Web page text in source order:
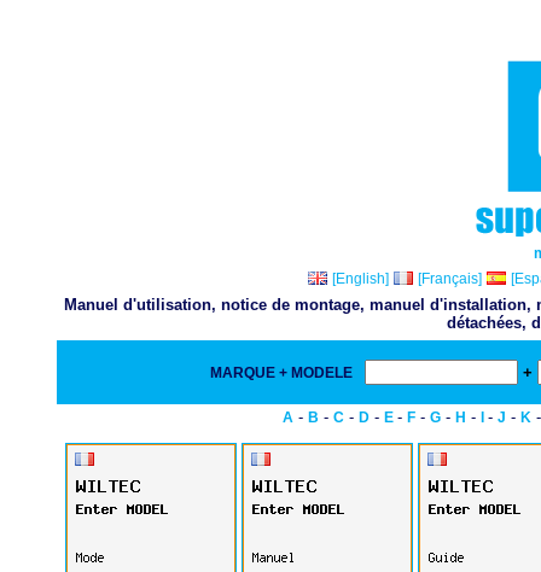
[English]
[Français]
Manuel d'utilisation, notice de montage, manuel
détachées,
MARQUE + MODELE +
A - B - C - D - E - F - G - H - - J - K